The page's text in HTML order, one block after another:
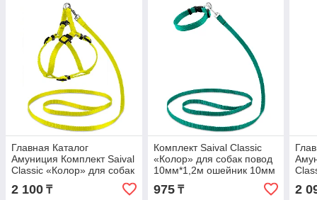
Главная Каталог
Амуниция Комплект Saival
Classic «Колор» для собак
повод 12мм*1,2м. шлейка
12мм S
2 100 ₸
Комплект Saival Classic
«Колор» для собак повод
10мм*1,2м ошейник 10мм
975₸ 2